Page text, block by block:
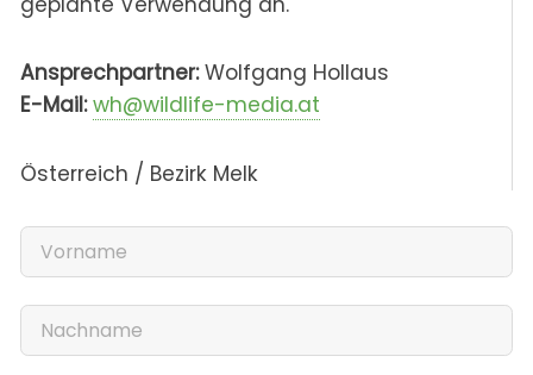
Ansprechpartner:Wolfgang Hollaus
E-Mail: wh@wildlife-media.at
Österreich / Bezirk Melk